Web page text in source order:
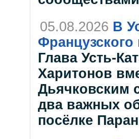
05.08.2026 В
Глава Усть-
Харитонов
Дьячковским
два важных
посёлке